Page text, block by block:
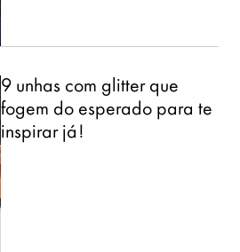
9 unhas com glitter que
fogem do esperado para te
inspirar já!